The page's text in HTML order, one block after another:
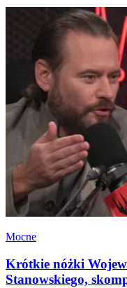
Mocne
Krótkie nóżki
Stanowskiego,